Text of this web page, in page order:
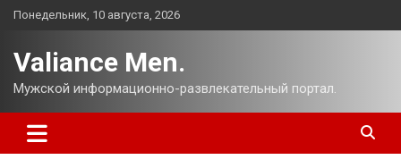
Перейти
Понедельник, 10 августа, 2026
Valiance Men.
Мужской информационно-развлекательный портал.